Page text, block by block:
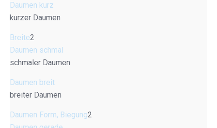
Daumen kurz
kurzer Daumen
Breite2
Daumen schmal
schmaler Daumen
Daumen breit
breiter Daumen
Daumen Form, Biegung2